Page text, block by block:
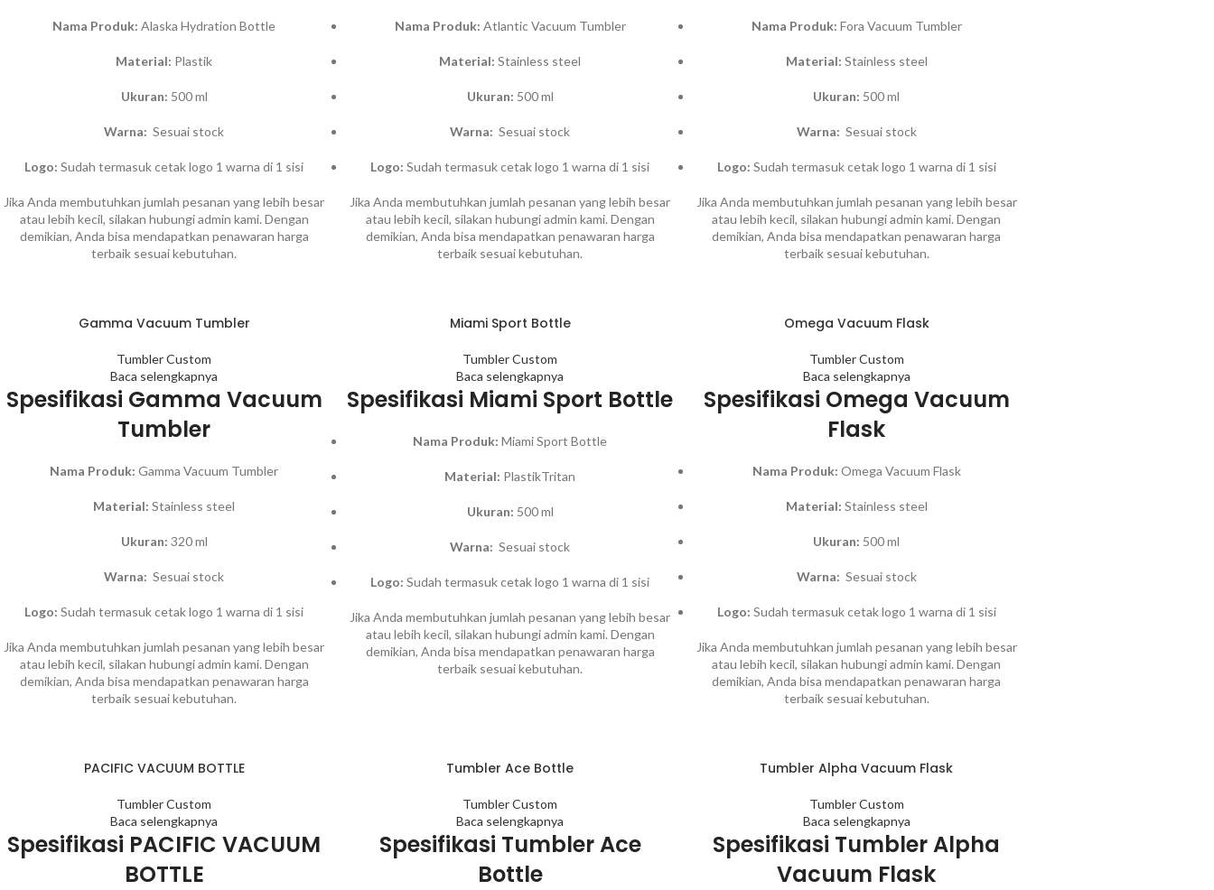
Nama Produk: Alaska Hydration Bottle
Material: Plastik
Ukuran: 500 ml
Warna: Sesuai stock
Logo: Sudah termasuk cetak logo 1 warna di 1 sisi
Jika Anda membutuhkan jumlah pesanan yang lebih besar
atau lebih kecil, silakan hubungi admin kami. Dengan
demikian, Anda bisa mendapatkan penawaran harga
terbaik sesuai kebutuhan.
Nama Produk: Atlantic Vacuum Tumbler
Material: Stainless steel
Ukuran: 500 ml
Warna: Sesuai stock
Logo: Sudah termasuk cetak logo 1 warna di 1 sisi
Jika Anda membutuhkan jumlah pesanan yang lebih besar
atau lebih kecil, silakan hubungi admin kami. Dengan
demikian, Anda bisa mendapatkan penawaran harga
terbaik sesuai kebutuhan.
Nama Produk: Fora Vacuum Tumbler
Material: Stainless steel
Ukuran: 500 ml
Warna: Sesuai stock
Logo: Sudah termasuk cetak logo 1 warna di 1 sisi
Jika Anda membutuhkan jumlah pesanan yang lebih besar
atau lebih kecil, silakan hubungi admin kami. Dengan
demikian, Anda bisa mendapatkan penawaran harga
terbaik sesuai kebutuhan.
Gamma Vacuum Tumbler
Tumbler Custom
Baca selengkapnya
Spesifikasi Gamma Vacuum
Tumbler
Nama Produk: Gamma Vacuum Tumbler
Material: Stainless steel
Ukuran: 320 ml
Warna: Sesuai stock
Logo: Sudah termasuk cetak logo 1 warna di 1 sisi
Jika Anda membutuhkan jumlah pesanan yang lebih besar
atau lebih kecil, silakan hubungi admin kami. Dengan
demikian, Anda bisa mendapatkan penawaran harga
terbaik sesuai kebutuhan.
Miami Sport Bottle
Tumbler Custom
Baca selengkapnya
Spesifikasi Miami Sport Bottle
Nama Produk: Miami Sport Bottle
Material: PlastikTritan
Ukuran: 500 ml
Warna: Sesuai stock
Logo: Sudah termasuk cetak logo 1 warna di 1 sisi
Jika Anda membutuhkan jumlah pesanan yang lebih besar
atau lebih kecil, silakan hubungi admin kami. Dengan
demikian, Anda bisa mendapatkan penawaran harga
terbaik sesuai kebutuhan.
Omega Vacuum Flask
Tumbler Custom
Baca selengkapnya
Spesifikasi Omega Vacuum
Flask
Nama Produk: Omega Vacuum Flask
Material: Stainless steel
Ukuran: 500 ml
Warna: Sesuai stock
Logo: Sudah termasuk cetak logo 1 warna di 1 sisi
Jika Anda membutuhkan jumlah pesanan yang lebih besar
atau lebih kecil, silakan hubungi admin kami. Dengan
demikian, Anda bisa mendapatkan penawaran harga
terbaik sesuai kebutuhan.
PACIFIC VACUUM BOTTLE
Tumbler Custom
Baca selengkapnya
Spesifikasi PACIFIC VACUUM
BOTTLE
Tumbler Ace Bottle
Tumbler Custom
Baca selengkapnya
Spesifikasi Tumbler Ace
Bottle
Tumbler Alpha Vacuum Flask
Tumbler Custom
Baca selengkapnya
Spesifikasi Tumbler Alpha
Vacuum Flask